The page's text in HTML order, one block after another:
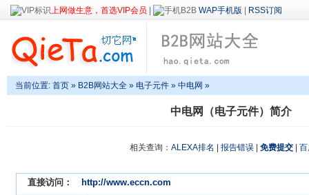
上网做生意，首选VIP会员 WAP手机版 RSS订阅
当前位置: 首页 » B2B网站大全 » 电子元件 » 中电网 »
中电网（电子元件）简介
相关查询： ALEXA排名 报告错误 免费提交
直接访问： http://www.eccn.com